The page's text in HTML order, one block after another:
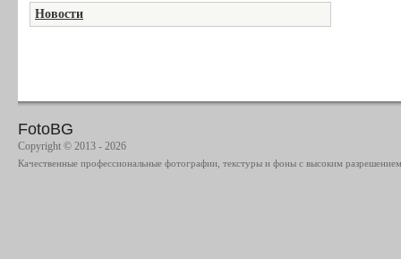
Новости
FotoBG
Copyright © 2013 - 2026
Качественные профессиональные фотографии, текстуры и фоны с высоким разрешением